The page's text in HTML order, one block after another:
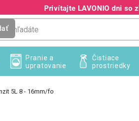
Privítajte LAVONIO dni so
Pranie a
upratovanie
Čistiace
prostriedky
5L 8 - 16mm/fo